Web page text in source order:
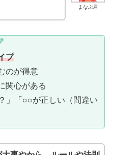
まなぶ君
プ
のが得意
関心がある
「○○が正しい（間違い